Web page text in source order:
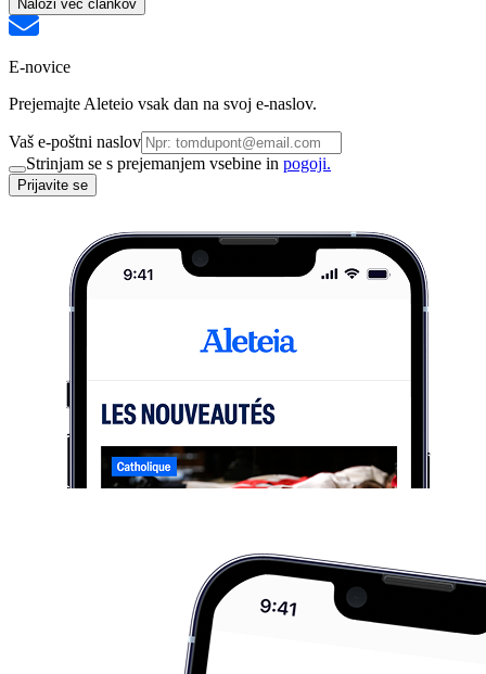
Naloži več člankov
E-novice
Prejemajte Aleteio vsak dan na svoj e-naslov.
Vaš e-poštni naslov
Strinjam se s prejemanjem vsebine in pogoji.
Prijavite se